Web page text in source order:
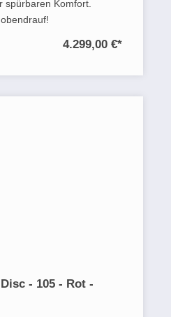
spürbaren Komfort.
4.299,00 €*
- 105 - Rot -